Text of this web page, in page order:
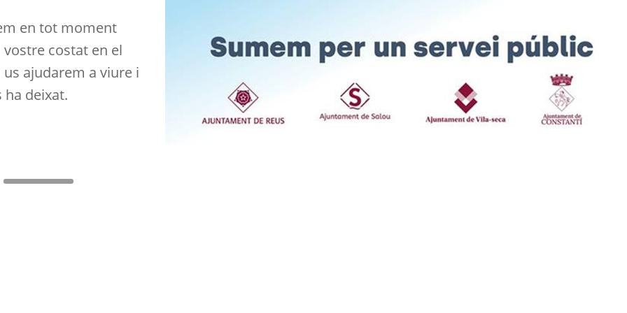
en tot moment
costat en el
ajudarem a viure i
deixat.
Suport al dol.
1871. Més de 150
conèixer a partir de
al vostre abast.